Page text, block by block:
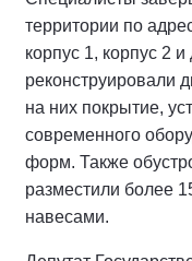
территории по
корпус 1, корпус 2
реконструировали
на них покрытие,
современного
форм. Также
разместили более
навесами.